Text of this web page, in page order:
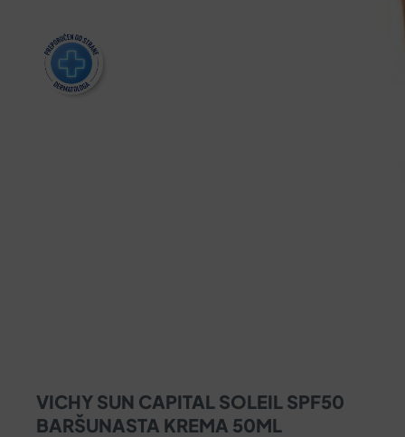
VICHY SUN CAPITAL SOLEIL SPF50
BARŠUNASTA KREMA 50ML